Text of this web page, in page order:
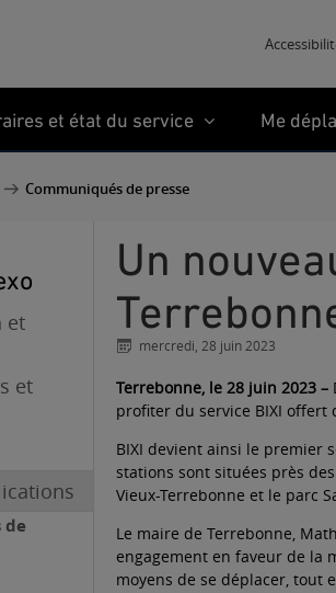
et état du service Me
Communiqués de presse
et
et
de
Un nouveau moyen de transport actif à
mercredi, 28 juin 2023
Terrebonne, le 28 juin 2023 –
profiter du service BIXI
BIXI devient ainsi le premier
stations sont situées près
Vieux-Terrebonne et le parc
Le maire de Terrebonne,
engagement en faveur de la
moyens de se déplacer, tout